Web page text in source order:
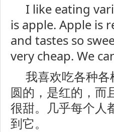
I like eating
is apple. Apple is
and tastes so
very cheap. We
我喜欢吃各种
圆的，是红的，而
很甜。几乎每个人
到它。